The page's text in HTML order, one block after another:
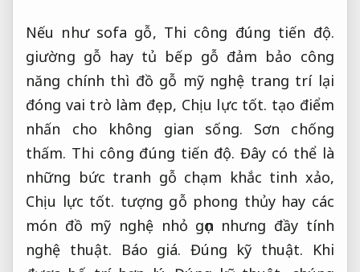
Nếu như sofa gỗ, Thi công đúng tiến độ.
giường gỗ hay tủ bếp gỗ đảm bảo công
năng chính thì đồ gỗ mỹ nghệ trang trí lại
đóng vai trò làm đẹp, Chịu lực tốt. tạo điểm
nhấn cho không gian sống. Sơn chống
thấm. Thi công đúng tiến độ. Đây có thể là
những bức tranh gỗ chạm khắc tinh xảo,
Chịu lực tốt. tượng gỗ phong thủy hay các
món đồ mỹ nghệ nhỏ gọn nhưng đầy tính
nghệ thuật.
Báo giá. Đúng kỹ thuật. Khi